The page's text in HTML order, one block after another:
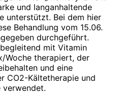
und langanhaltende
unterstützt. Bei dem hier
Behandlung vom 15.06.
durchgeführt.
mit Vitamin
Woche therapiert, der
und eine
CO2-Kältetherapie und
verwendet.